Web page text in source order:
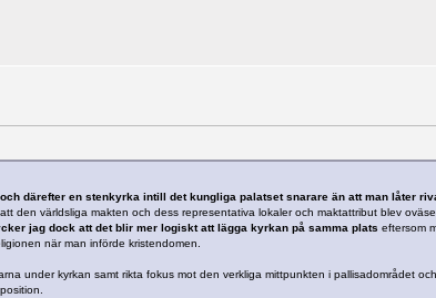
därefter en stenkyrka intill det kungliga palatset snarare än att man låter
den världsliga makten och dess representativa lokaler och maktattribut blev
jag dock att det blir mer logiskt att lägga kyrkan på samma plats eftersom
när man införde kristendomen.
under kyrkan samt rikta fokus mot den verkliga mittpunkten i pallisadområdet